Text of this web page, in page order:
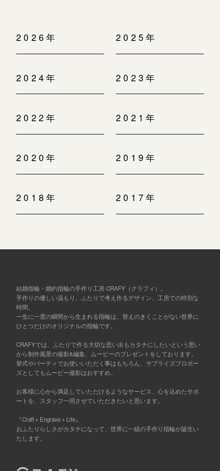
2026年 2025年
2024年 2023年
2022年 2021年
2020年 2019年
2018年 2017年
結婚指輪・婚約指輪の手作り工房 CRAFY（クラフィ）。
手作りの優しい温もり、ふたりで考え作るデザイン、工房での特別な
時間。
一生に一度の瞬間から生まれる指輪は、替えのきくことがない世界に
ひとつだけのオリジナルの指輪です。
CRAFYでは、ふたりで作る大切な思い出もカタチにしたいという思い
から制作風景の撮影&編集、ムービーのプレゼントをしております。
挙式やパーティでお使いいただく事はもちろん、サプライズプロポー
ズとしてもムービー撮影はおすすめ。
お客様に心から満足していただけるようなサービス、心を込めたサポ
ートを、スタッフ一同させていただきたいと思います。
『Craft＋Engrave＋Life』
おふたりらしさがカタチになって、世界に一組の手作り指輪が誕生い
たします。